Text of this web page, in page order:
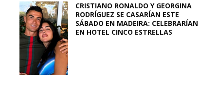
CRISTIANO RONALDO Y GEORGINA
RODRÍGUEZ SE CASARÍAN ESTE
SÁBADO EN MADEIRA: CELEBRARÍAN
EN HOTEL CINCO ESTRELLAS